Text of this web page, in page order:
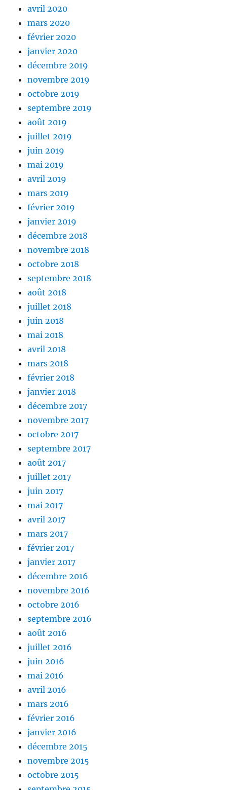
avril 2020
mars 2020
février 2020
janvier 2020
décembre 2019
novembre 2019
octobre 2019
septembre 2019
août 2019
juillet 2019
juin 2019
mai 2019
avril 2019
mars 2019
février 2019
janvier 2019
décembre 2018
novembre 2018
octobre 2018
septembre 2018
août 2018
juillet 2018
juin 2018
mai 2018
avril 2018
mars 2018
février 2018
janvier 2018
décembre 2017
novembre 2017
octobre 2017
septembre 2017
août 2017
juillet 2017
juin 2017
mai 2017
avril 2017
mars 2017
février 2017
janvier 2017
décembre 2016
novembre 2016
octobre 2016
septembre 2016
août 2016
juillet 2016
juin 2016
mai 2016
avril 2016
mars 2016
février 2016
janvier 2016
décembre 2015
novembre 2015
octobre 2015